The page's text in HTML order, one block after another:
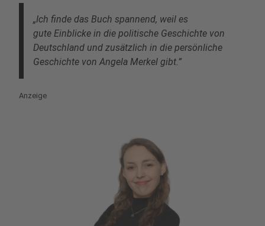
„Ich finde das Buch spannend, weil es
gute Einblicke in die politische Geschichte von
Deutschland und zusätzlich in die persönliche
Geschichte von Angela Merkel gibt.”
Anzeige